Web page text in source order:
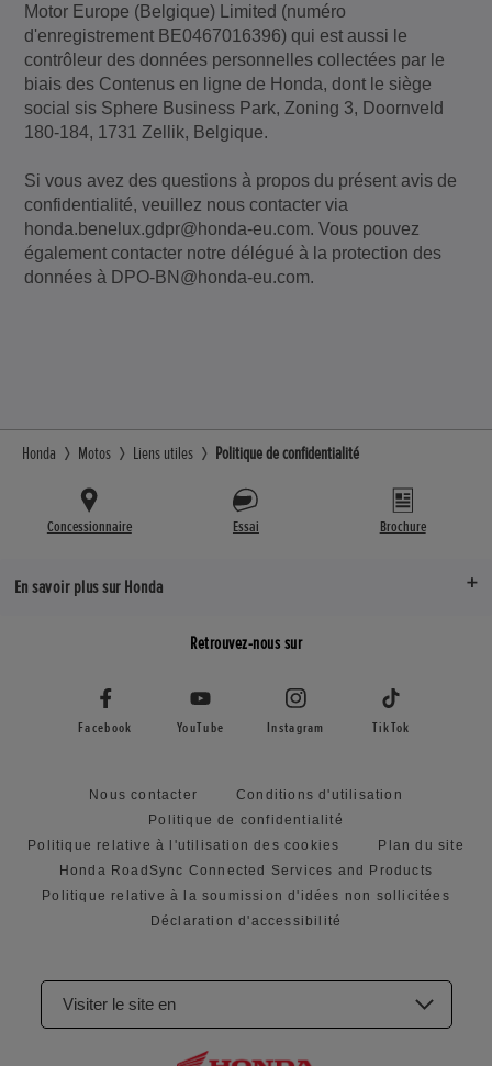
Motor Europe (Belgique) Limited (numéro
d'enregistrement BE0467016396) qui est aussi le
contrôleur des données personnelles collectées par le
biais des Contenus en ligne de Honda, dont le siège
social sis Sphere Business Park, Zoning 3, Doornveld
180-184, 1731 Zellik, Belgique.
Si vous avez des questions à propos du présent avis de
confidentialité, veuillez nous contacter via
honda.benelux.gdpr@honda-eu.com. Vous pouvez
également contacter notre délégué à la protection des
données à DPO-BN@honda-eu.com.
Honda Motos Liens utiles Politique de confidentialité
Concessionnaire Essai Brochure
En savoir plus sur Honda
Retrouvez-nous sur
Facebook YouTube Instagram TikTok
Nous contacter
Conditions d'utilisation
Politique de confidentialité
Politique relative à l'utilisation des cookies
Plan du site
Honda RoadSync Connected Services and Products
Politique relative à la soumission d'idées non sollicitées
Déclaration d'accessibilité
Visiter le site en